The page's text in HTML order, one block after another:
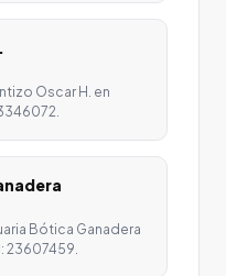
Oscar H. en
Bótica Ganadera
23607459.